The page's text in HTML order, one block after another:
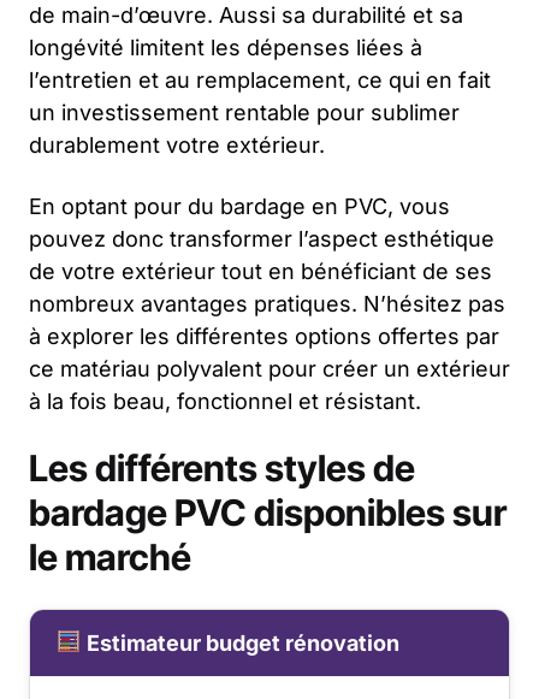
de main-d’œuvre. Aussi sa durabilité et sa
longévité limitent les dépenses liées à
l’entretien et au remplacement, ce qui en fait
un investissement rentable pour sublimer
durablement votre extérieur.
En optant pour du bardage en PVC, vous
pouvez donc transformer l’aspect esthétique
de votre extérieur tout en bénéficiant de ses
nombreux avantages pratiques. N’hésitez pas
à explorer les différentes options offertes par
ce matériau polyvalent pour créer un extérieur
à la fois beau, fonctionnel et résistant.
Les différents styles de
bardage PVC disponibles sur
le marché
Estimateur budget rénovation